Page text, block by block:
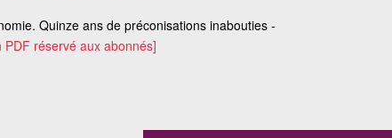
Quinze ans de préconisations inabouties -
PDF réservé aux abonnés]